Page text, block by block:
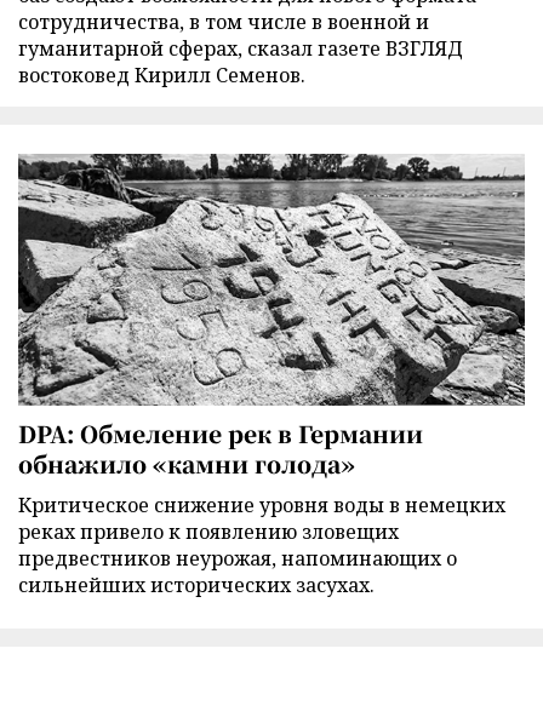
сотрудничества, в том числе в военной и
гуманитарной сферах, сказал газете ВЗГЛЯД
востоковед Кирилл Семенов.
DPA: Обмеление рек в Германии
обнажило «камни голода»
Критическое снижение уровня воды в немецких
реках привело к появлению зловещих
предвестников неурожая, напоминающих о
сильнейших исторических засухах.